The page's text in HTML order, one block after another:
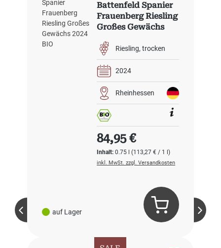
auf Lager
Battenfeld Spanier
Frauenberg Riesling
Großes Gewächs
Riesling trocken
2024
Rheinhessen
Inhalt:0.75 l(113,27 € / 1 l)
Regulärer Preis:
84,95 €
inkl. MwSt. zzgl. Versandkosten